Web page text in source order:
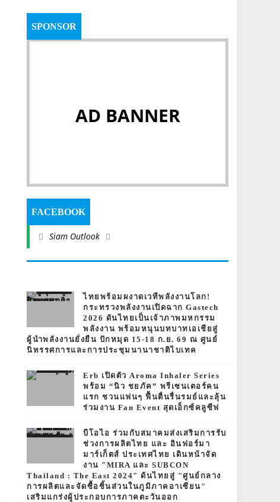
SPONSOR
AD BANNER
FACEBOOK
Siam Outlook
ไทยพร้อมผงาดเวทีพลังงานโลก!
กระทรวงพลังงานเปิดฉาก Gastech
2026 ดันไทยเป็นเจ้าภาพมหกรรม
พลังงาน พร้อมหนุนบทบาทเอเชียสู่
ผู้นำพลังงานยั่งยืน ปักหมุด 15-18 ก.ย. 69 ณ ศูนย์
นิทรรศการและการประชุมนานาชาติไบเทค
Erb เปิดตัว Aroma Inhaler Series
พร้อม “นิว ชยภัค” พรีเซนเตอร์คน
แรก ชวนแฟนๆ ฟื้นตื่นรื่นรมย์และลุ้น
ร่วมงาน Fan Event สุดเอ็กซ์คลูซีฟ
บีโอไอ ร่วมกับสมาคมส่งเสริมการรับ
ช่วงการผลิตไทย และ อินฟอร์มา
มาร์เก็ตส์ ประเทศไทย เดินหน้าจัด
งาน "MIRA และ SUBCON
Thailand : The East 2024" ดันไทยสู่ "ศูนย์กลาง
การผลิตและจัดซื้อชิ้นส่วนในภูมิภาคอาเซียน"
เสริมแกร่งผู้ประกอบการภาคตะวันออก